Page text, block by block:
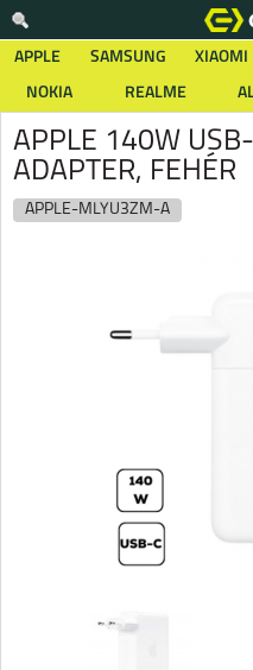
APPLE SAMSUNG XIAOMI
NOKIA
REALME
APPLE 140W
ADAPTER, FEHÉR
APPLE-MLYU3ZM-A